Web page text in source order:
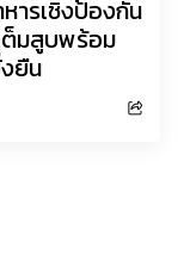
ารเชิงป้องกัน
ต็มสูบพร้อม
ยืน